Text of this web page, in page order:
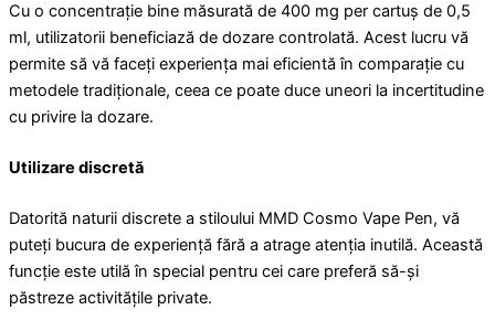
Cu o concentrație bine măsurată de 400 mg per cartuș de 0,5
ml, utilizatorii beneficiază de dozare controlată. Acest lucru vă
permite să vă faceți experiența mai eficientă în comparație cu
metodele tradiționale, ceea ce poate duce uneori la incertitudine
cu privire la dozare.
Utilizare discretă
Datorită naturii discrete a stiloului MMD Cosmo Vape Pen, vă
puteți bucura de experiență fără a atrage atenția inutilă. Această
funcție este utilă în special pentru cei care preferă să-și
păstreze activitățile private.